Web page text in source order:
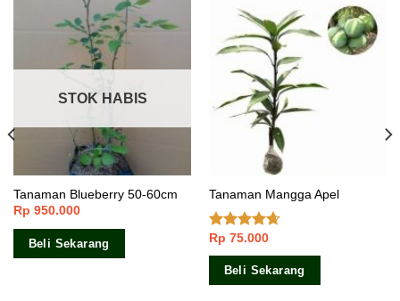
STOK HABIS
Tanaman Blueberry 50-60cm
Rp 950.000
Beli Sekarang
Tanaman Mangga Apel
Dinilai
4.33dari
Rp 75.000
Beli Sekarang